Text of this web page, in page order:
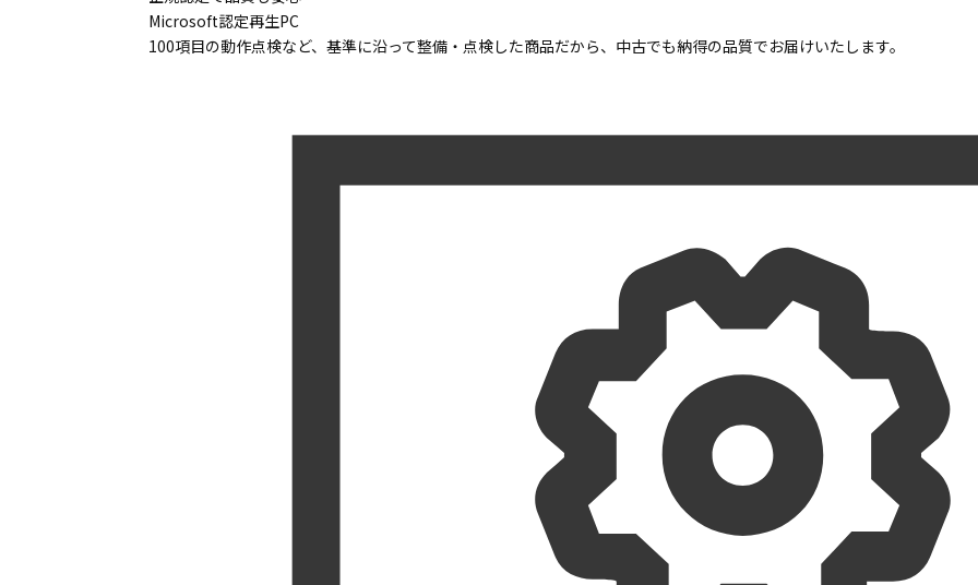
Microsoft認定再生PC
100項目の動作点検など、基準に沿って整備・点検した商品だから、中古でも納得の品質でお届けいたします。